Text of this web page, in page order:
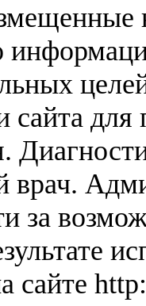
сайта
врач.
за
сайте